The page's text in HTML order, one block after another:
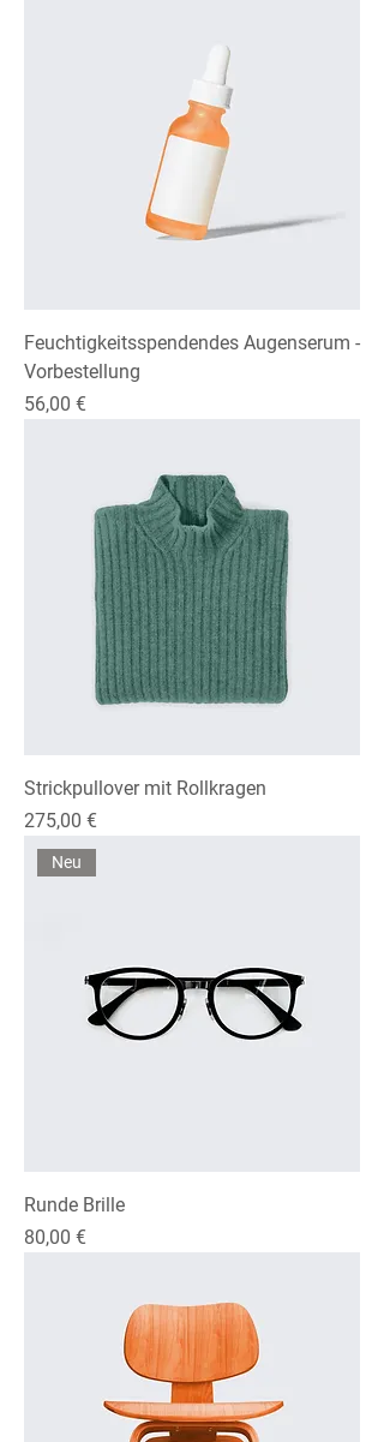
Feuchtigkeitsspendendes Augenserum -
Vorbestellung
Preis
56,00 €
Strickpullover mit Rollkragen
Preis
275,00 €
Neu
Runde Brille
Preis
80,00 €